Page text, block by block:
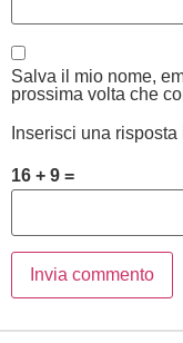
Salva il mio nome,
prossima volta che
Inserisci una risposta
16 + 9 =